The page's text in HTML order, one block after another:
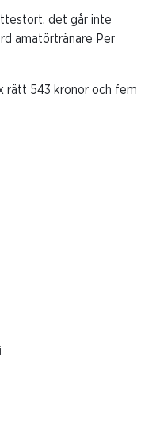
det går inte
amatörtränare Per
rätt 543 kronor och fem